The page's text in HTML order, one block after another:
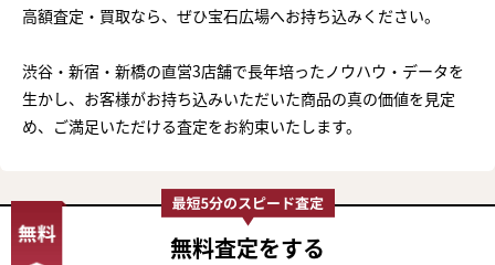
高額査定・買取なら、ぜひ宝石広場へお持ち込みください。
渋谷・新宿・新橋の直営3店舗で長年培ったノウハウ・データを
生かし、お客様がお持ち込みいただいた商品の真の価値を見定
め、ご満足いただける査定をお約束いたします。
無料査定をする